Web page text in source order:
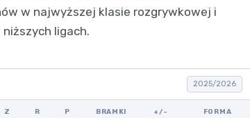
w najwyższej klasie rozgrywkowej i
ligach.
2025/2026
Z R P BRAMKI +/- FORMA